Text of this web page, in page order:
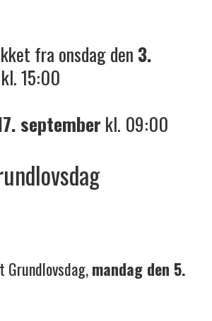
fra onsdag den 3.
kl. 15:00
september kl. 09:00
Grundlovsdag,mandag den 5.